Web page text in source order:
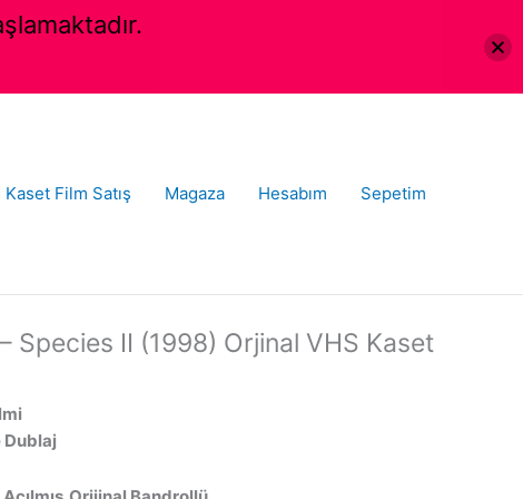
Kaset Film Satış Magaza Hesabım Sepetim
Species II (1998) Orjinal VHS Kaset
Dublaj